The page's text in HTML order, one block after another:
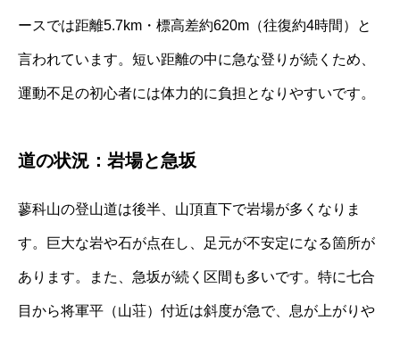
ースでは距離5.7km・標高差約620m（往復約4時間）と
言われています。短い距離の中に急な登りが続くため、
運動不足の初心者には体力的に負担となりやすいです。
道の状況：岩場と急坂
蓼科山の登山道は後半、山頂直下で岩場が多くなりま
す。巨大な岩や石が点在し、足元が不安定になる箇所が
あります。また、急坂が続く区間も多いです。特に七合
目から将軍平（山荘）付近は斜度が急で、息が上がりや